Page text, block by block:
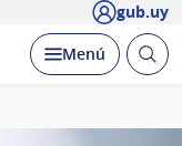
gub.uy
Desplegar
Menú Abrir